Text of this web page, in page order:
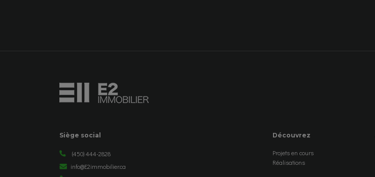
Siège social
(450) 444-2828
info@E2immobilier.ca
Découvrez
Projets en cours
Réalisations